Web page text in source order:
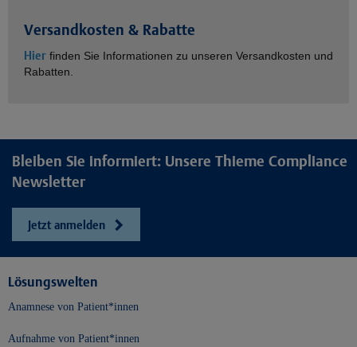
Versandkosten & Rabatte
Hier finden Sie Informationen zu unseren Versandkosten und
Rabatten.
Bleiben Sie informiert: Unsere Thieme Compliance
Newsletter
Jetzt anmelden
Lösungswelten
Anamnese von Patient*innen
Aufnahme von Patient*innen